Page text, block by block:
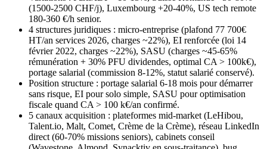
(1500-2500 CHF/j), Luxembourg +20-40%, US tech remote
180-360 €/h senior.
4 structures juridiques : micro-entreprise (plafond 77 700€
HT/an services 2026, charges ~22%), EI renforcée (loi 14
février 2022, charges ~22%), SASU (charges ~45-65%
rémunération + 30% PFU dividendes, optimal CA > 100k€),
portage salarial (commission 8-12%, statut salarié conservé).
Position structure : portage salarial 6-18 mois pour démarrer
sans risque, EI pour solo simple, SASU pour optimisation
fiscale quand CA > 100 k€/an confirmé.
5 canaux acquisition : plateformes mid-market (LeHibou,
Talent.io, Malt, Comet, Crème de la Crème), réseau LinkedIn
direct (60-70% missions seniors), cabinets conseil